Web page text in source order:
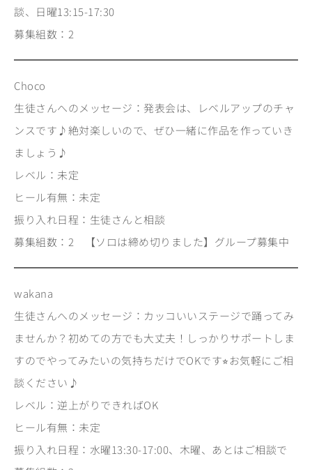
談、日曜13:15-17:30
募集組数：2
Choco
生徒さんへのメッセージ：発表会は、レベルアップのチャ
ンスです♪絶対楽しいので、ぜひ一緒に作品を作っていき
ましょう♪
レベル：未定
ヒール有無：未定
振り入れ日程：生徒さんと相談
募集組数：2 【ソロは締め切りました】グループ募集中
wakana
生徒さんへのメッセージ：カッコいいステージで踊ってみ
ませんか？初めての方でも大丈夫！しっかりサポートしま
すのでやってみたいの気持ちだけでOKです⭐︎お気軽にご相
談ください♪
レベル：逆上がりできればOK
ヒール有無：未定
振り入れ日程：水曜13:30-17:00、木曜、あとはご相談で